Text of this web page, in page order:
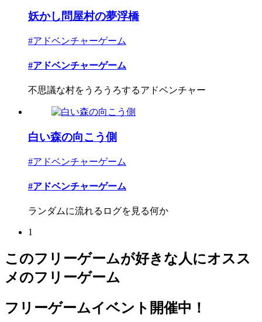
妖かし問屋村の夢浮橋
#アドベンチャーゲーム
#アドベンチャーゲーム
不思議な村をうろうろするアドベンチャー
白い森の向こう側
#アドベンチャーゲーム
#アドベンチャーゲーム
ランダムに流れるログを見る何か
1
このフリーゲームが好きな人にオスス
メのフリーゲーム
フリーゲームイベント開催中！